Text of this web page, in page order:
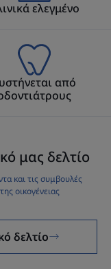
ελεγμένο
από
μας δελτίο
και τις συμβουλές
οικογένειας
δελτίο